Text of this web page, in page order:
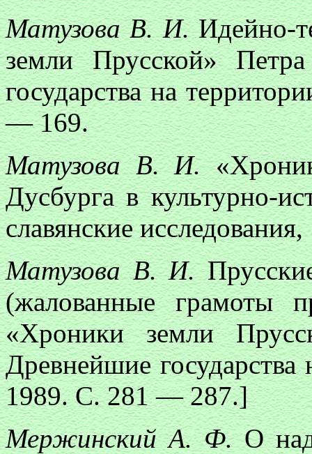
Матузова В. И.Идейно-
земли Прусской»
государства на
— 169.
Матузова В. И.
Дусбурга в культурно-
славянские
Матузова В. И.
(жалованные грамоты
«Хроники земли
Древнейшие
1989. С. 281 — 287.]
Мержинский А. Ф.О